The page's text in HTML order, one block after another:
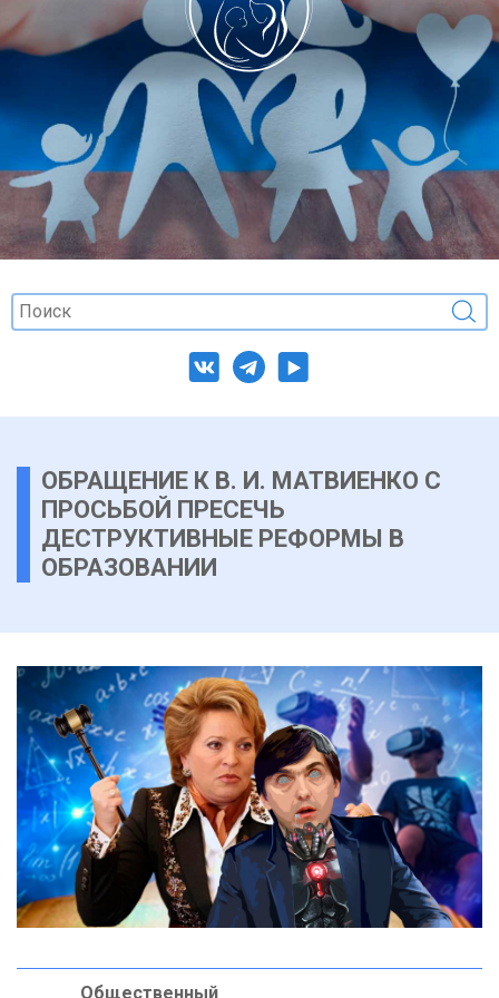
ОБРАЩЕНИЕ К В. И. МАТВИЕНКО С
ПРОСЬБОЙ ПРЕСЕЧЬ
ДЕСТРУКТИВНЫЕ РЕФОРМЫ В
ОБРАЗОВАНИИ
Общественный